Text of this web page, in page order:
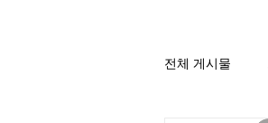
전체 게시물